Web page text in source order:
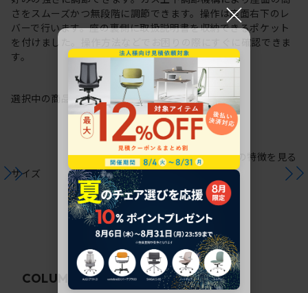
さをスムーズかつ無段階に調節できます。操作は座面右下のレ
バーで行います。座の裏側に取扱説明書を収納できるポケット
を付けました。操作方法などでお困りの際にすぐに確認できま
す。
選択中の商品情報保証注意事項
サイズ
シリーズの特徴を見る
COLUMN 関連コラム
×